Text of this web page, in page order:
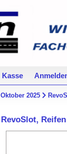
Kasse
Oktober 2025
RevoSlot,